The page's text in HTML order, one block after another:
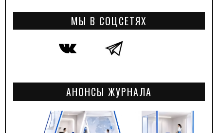
МЫ В СОЦСЕТЯХ
АНОНСЫ ЖУРНАЛА